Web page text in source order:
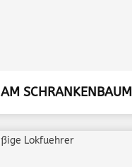
AM SCHRANKENBAUM